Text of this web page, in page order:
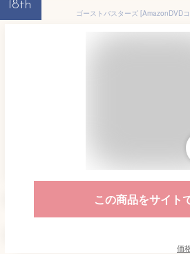
18th
ゴーストバスターズ [AmazonDVD
この商品をサイト
価